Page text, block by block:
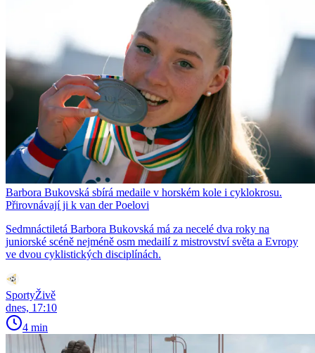
Barbora Bukovská sbírá medaile v horském kole i cyklokrosu.
Přirovnávají ji k van der Poelovi
Sedmnáctiletá Barbora Bukovská má za necelé dva roky na
juniorské scéně nejméně osm medailí z mistrovství světa a Evropy
ve dvou cyklistických disciplínách.
SportyŽivě
dnes, 17:10
4 min